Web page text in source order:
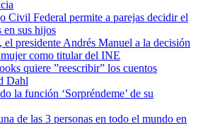
Civil Federal permite a parejas decidir el
en sus hijos
el presidente Andrés Manuel a la decisión
como titular del INE
quiere ”reescribir” los cuentos
Dahl
la función ‘Sorpréndeme’ de su
de las 3 personas en todo el mundo en